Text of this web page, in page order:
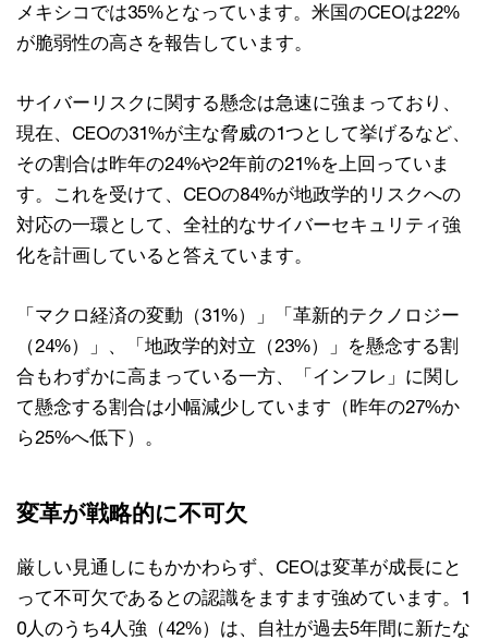
メキシコでは35%となっています。米国のCEOは22%
が脆弱性の高さを報告しています。
サイバーリスクに関する懸念は急速に強まっており、
現在、CEOの31%が主な脅威の1つとして挙げるなど、
その割合は昨年の24%や2年前の21%を上回っていま
す。これを受けて、CEOの84%が地政学的リスクへの
対応の一環として、全社的なサイバーセキュリティ強
化を計画していると答えています。
「マクロ経済の変動（31%）」「革新的テクノロジー
（24%）」、「地政学的対立（23%）」を懸念する割
合もわずかに高まっている一方、「インフレ」に関し
て懸念する割合は小幅減少しています（昨年の27%か
ら25%へ低下）。
変革が戦略的に不可欠
厳しい見通しにもかかわらず、CEOは変革が成長にと
って不可欠であるとの認識をますます強めています。1
0人のうち4人強（42%）は、自社が過去5年間に新たな